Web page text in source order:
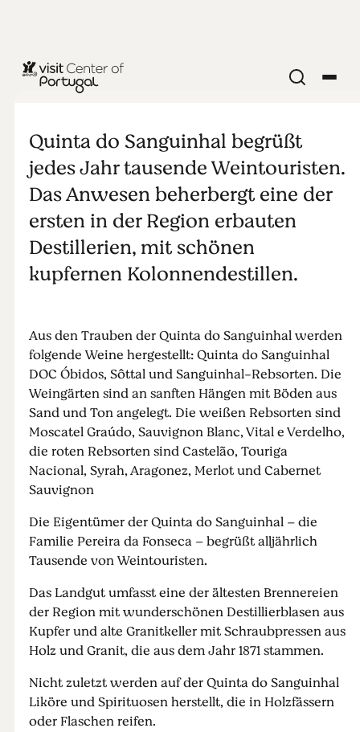
Quinta do
Sanguinhal
Quinta do Sanguinhal begrüßt
jedes Jahr tausende Weintouristen.
Das Anwesen beherbergt eine der
ersten in der Region erbauten
Destillerien, mit schönen
kupfernen Kolonnendestillen.
Aus den Trauben der Quinta do Sanguinhal werden
folgende Weine hergestellt: Quinta do Sanguinhal
DOC Óbidos, Sôttal und Sanguinhal-Rebsorten. Die
Weingärten sind an sanften Hängen mit Böden aus
Sand und Ton angelegt. Die weißen Rebsorten sind
Moscatel Graúdo, Sauvignon Blanc, Vital e Verdelho,
die roten Rebsorten sind Castelão, Touriga
Nacional, Syrah, Aragonez, Merlot und Cabernet
Sauvignon
Die Eigentümer der Quinta do Sanguinhal – die
Familie Pereira da Fonseca – begrüßt alljährlich
Tausende von Weintouristen.
Das Landgut umfasst eine der ältesten Brennereien
der Region mit wunderschönen Destillierblasen aus
Kupfer und alte Granitkeller mit Schraubpressen aus
Holz und Granit, die aus dem Jahr 1871 stammen.
Nicht zuletzt werden auf der Quinta do Sanguinhal
Liköre und Spirituosen herstellt, die in Holzfässern
oder Flaschen reifen.